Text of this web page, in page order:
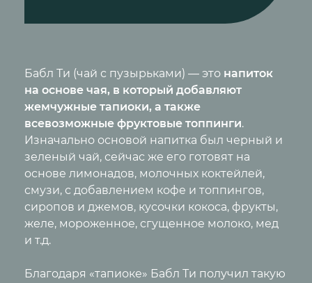
Бабл Ти (чай с пузырьками) — это напиток
на основе чая, в который добавляют
жемчужные тапиоки, а также
всевозможные фруктовые топпинги.
Изначально основой напитка был черный и
зеленый чай, сейчас же его готовят на
основе лимонадов, молочных коктейлей,
смузи, с добавлением кофе и топпингов,
сиропов и джемов, кусочки кокоса, фрукты,
желе, мороженное, сгущенное молоко, мед
и т.д.
Благодаря «тапиоке» Бабл Ти получил такую